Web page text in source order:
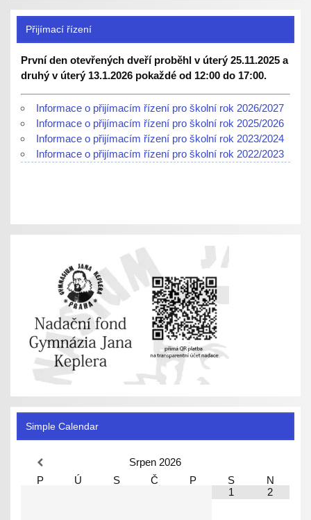
Přijímací řízení
První den otevřených dveří proběhl v úterý 25.11.2025 a
druhý v úterý 13.1.2026 pokaždé od 12:00 do 17:00.
Informace o přijímacím řízení pro školní rok 2026/2027
Informace o přijímacím řízení pro školní rok 2025/2026
Informace o přijímacím řízení pro školní rok 2023/2024
Informace o přijímacím řízení pro školní rok 2022/2023
Simple Calendar
Srpen 2026
P
Ú S Č P S
N
1
2